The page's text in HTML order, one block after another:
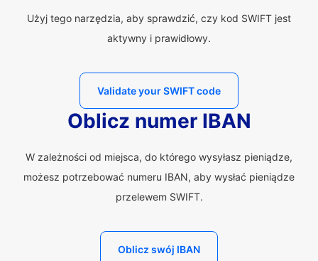
Użyj tego narzędzia, aby sprawdzić, czy kod SWIFT jest
aktywny i prawidłowy.
Validate your SWIFT code
Oblicz numer IBAN
W zależności od miejsca, do którego wysyłasz pieniądze,
możesz potrzebować numeru IBAN, aby wysłać pieniądze
przelewem SWIFT.
Oblicz swój IBAN